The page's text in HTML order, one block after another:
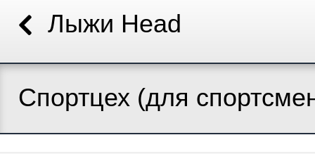
Лыжи Head
Спортцех (для